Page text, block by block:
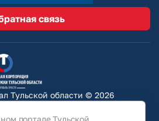
связь
Тульской области © 2026
ознакомительный характер и ни при
публичной офертой, определяемой
портале Тульской